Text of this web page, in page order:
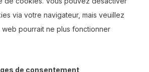
via votre navigateur, mais veuillez
pourrait ne plus fonctionner
de consentement